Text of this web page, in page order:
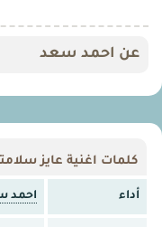
عن احمد سعد
كلمات اغنية عايز
أداء احمد